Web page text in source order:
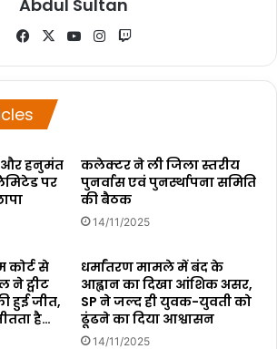
Abdul Sultan
Fa
bo
ok
X
Yo
ub
Ins
ra
h
और हनुमंत
पर
कलेक्टर ने ली जिला स्तरीय
पुनर्वास एवं पुनर्स्थापना समिति
की बैठक
14/11/2025
कोर्ट से
ने ट्वीट
हुई जीत,
है…
धर्मांतरण मामले में बंद के
आह्वान का दिखा आंशिक असर,
SP ने जल्द ही युवक-युवती को
ढूंढने का दिया आश्वासन
14/11/2025